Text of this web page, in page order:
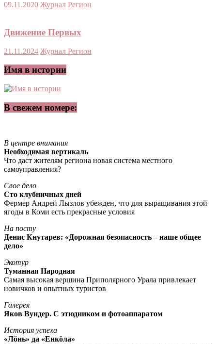
09.11.2020 Журнал Регион
Движение Первых
21.11.2024 Журнал Регион
Имя в истории
В свежем номере:
В центре внимания
Необходимая вертикаль
Что даст жителям региона новая система местного
самоуправления?
Свое дело
Сто клубничных дней
Фермер Андрей Лызлов убежден, что для выращивания этой
ягоды в Коми есть прекрасные условия
На посту
Денис Кнутарев: «Дорожная безопасность – наше общее
дело»
Экотур
Туманная Народная
Самая высокая вершина Приполярного Урала привлекает
новичков и опытных туристов
Галерея
Яков Вундер. С этюдником и фотоаппаратом
История успеха
«Лöнь» да «Енкöла»